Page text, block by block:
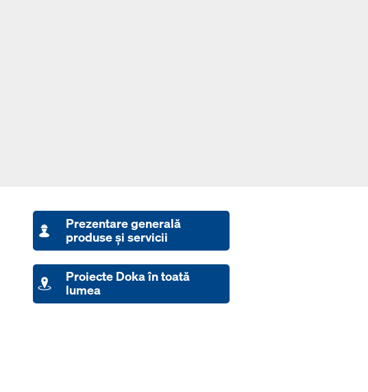
Prezentare generală
produse şi servicii
Proiecte Doka în toată
lumea